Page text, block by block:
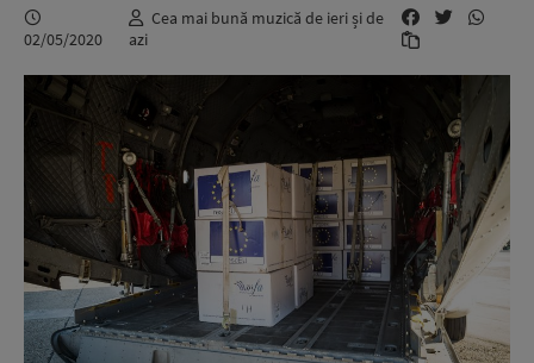
02/05/2020
Cea mai bună muzică de ieri și de
azi